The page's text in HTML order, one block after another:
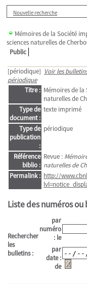
Nouvelle recherche
Mémoires de la Société
sciences naturelles de
Public
[périodique] Voir les
périodique
Titre : Mémoires de la
naturelles de
Type de
document :
texte imprimé
Type de
publication
:
périodique
Référence
biblio :
Revue :
naturelles de
Permalink : http://
Liste des numéros ou
Rechercher
les
bulletins :
par
numéro
: le
par
date :
de